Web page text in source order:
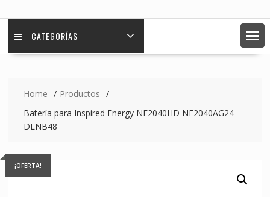
CATEGORÍAS
Home
Productos
Batería para Inspired Energy NF2040HD NF2040AG24
DLNB48
¡OFERTA!